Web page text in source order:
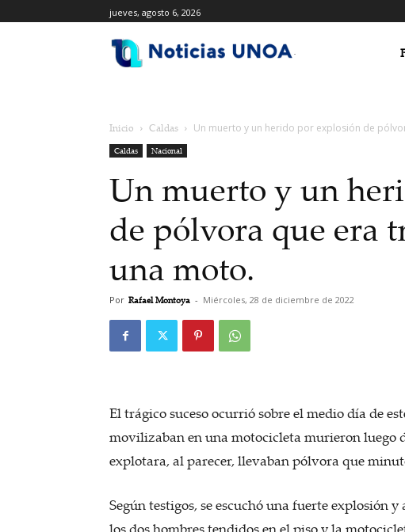
jueves, agosto 6, 2026
Inicio Caldas Un muerto y un herido por explosión de
Caldas Nacional
Un muerto y un
de pólvora que era
una moto.
Por Rafael Montoya - Miércoles, 28 de diciembre de 2022
El trágico suceso ocurrió sobre el medio día de
movilizaban en una motocicleta murieron luego
explotara, al parecer, llevaban pólvora que
Según testigos, se escuchó una fuerte explosión
los dos hombres tendidos en el piso y la